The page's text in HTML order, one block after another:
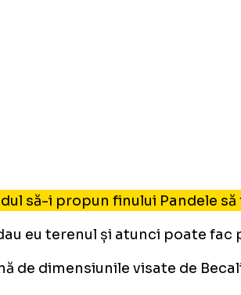
să-i propun finului Pandele
eu terenul și atunci poate
de dimensiunile visate de